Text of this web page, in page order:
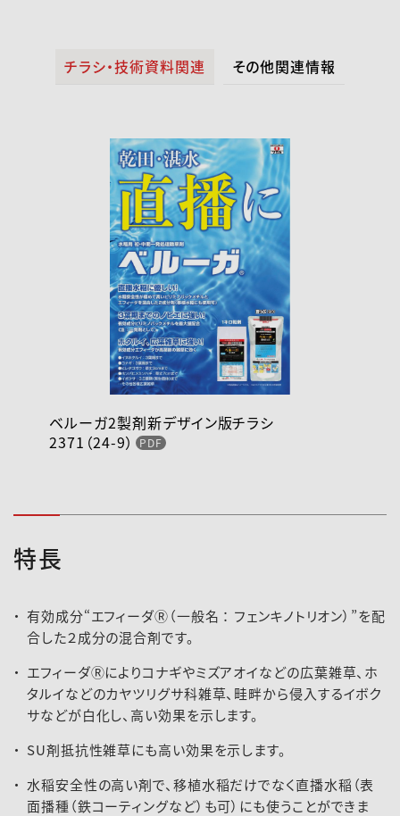
チラシ・技術資料関連 その他関連情報
ベルーガ2製剤新デザイン版チラシ
2371（24-9）
版.pdf
特長
有効成分“エフィーダⓇ（一般名 ： フェンキノトリオン）”を配
合した２成分の混合剤です。
エフィーダⓇによりコナギやミズアオイなどの広葉雑草、ホ
タルイなどのカヤツリグサ科雑草、畦畔から侵入するイボク
サなどが白化し、高い効果を示します。
SU剤抵抗性雑草にも高い効果を示します。
水稲安全性の高い剤で、移植水稲だけでなく直播水稲（表
面播種（鉄コーティングなど）も可）にも使うことができま